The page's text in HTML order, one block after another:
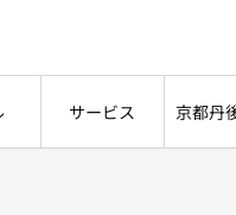
サービス 京都丹